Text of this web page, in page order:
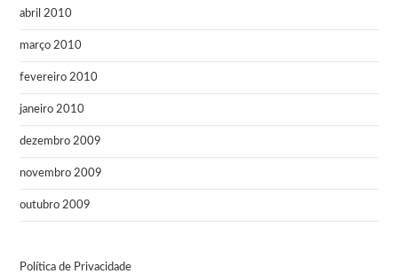
abril 2010
março 2010
fevereiro 2010
janeiro 2010
dezembro 2009
novembro 2009
outubro 2009
Política de Privacidade